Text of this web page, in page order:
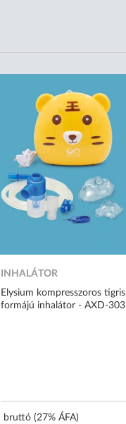
INHALÁTOR
Elysium kompresszoros tigris
formájú inhalátor - AXD-303
bruttó (27% ÁFA)